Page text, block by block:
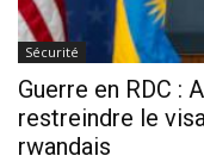
Sécurité
Guerre en RDC :
restreindre le
rwandais